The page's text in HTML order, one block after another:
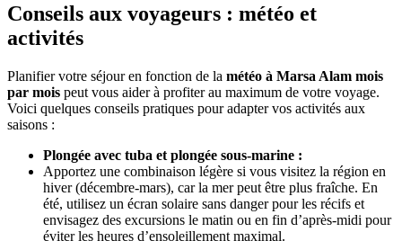
Conseils aux voyageurs : météo et
activités
Planifier votre séjour en fonction de la météo à Marsa Alam mois
par mois peut vous aider à profiter au maximum de votre voyage.
Voici quelques conseils pratiques pour adapter vos activités aux
saisons :
Plongée avec tuba et plongée sous-marine :
Apportez une combinaison légère si vous visitez la région en
hiver (décembre-mars), car la mer peut être plus fraîche. En
été, utilisez un écran solaire sans danger pour les récifs et
envisagez des excursions le matin ou en fin d’après-midi pour
éviter les heures d’ensoleillement maximal.